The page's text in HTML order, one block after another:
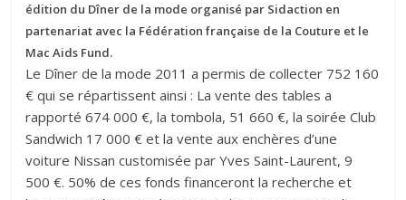
édition du Dîner de la mode organisé par Sidaction en
partenariat avec la Fédération française de la Couture et le
Mac Aids Fund.
Le Dîner de la mode 2011 a permis de collecter 752 160
€ qui se répartissent ainsi : La vente des tables a
rapporté 674 000 €, la tombola, 51 660 €, la soirée Club
Sandwich 17 000 € et la vente aux enchères d’une
voiture Nissan customisée par Yves Saint-Laurent, 9
500 €. 50% de ces fonds financeront la recherche et